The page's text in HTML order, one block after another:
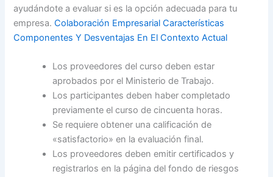
ayudándote a evaluar si es la opción adecuada para tu
empresa.Colaboración Empresarial Características
Componentes Y Desventajas En El Contexto Actual
Los proveedores del curso deben estar
aprobados por el Ministerio de Trabajo.
Los participantes deben haber completado
previamente el curso de cincuenta horas.
Se requiere obtener una calificación de
«satisfactorio» en la evaluación final.
Los proveedores deben emitir certificados y
registrarlos en la página del fondo de riesgos